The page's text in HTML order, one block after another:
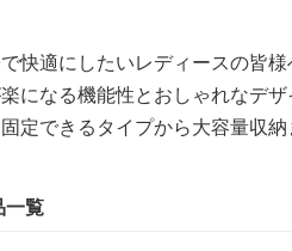
快適にしたいレディースの皆様
になる機能性とおしゃれなデ
定できるタイプから大容量収
一覧